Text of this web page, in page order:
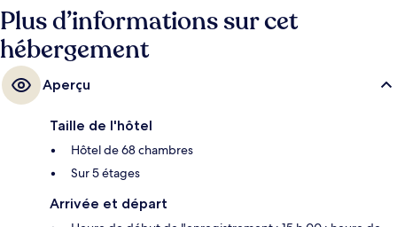
Plus d’informations sur cet
hébergement
Aperçu
Taille de l'hôtel
Hôtel de 68 chambres
Sur 5 étages
Arrivée et départ